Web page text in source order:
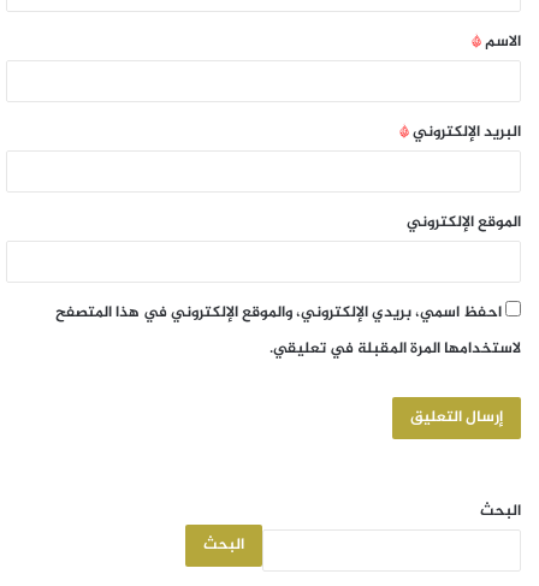
الاسم*
البريد الإلكتروني*
الموقع الإلكتروني
احفظ اسمي، بريدي الإلكتروني، والموقع الإلكتروني في هذا المتصفح
لاستخدامها المرة المقبلة في تعليقي.
البحث
البحث